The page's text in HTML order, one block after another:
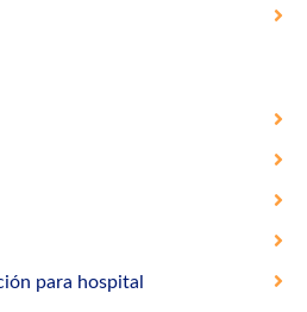
para hospital